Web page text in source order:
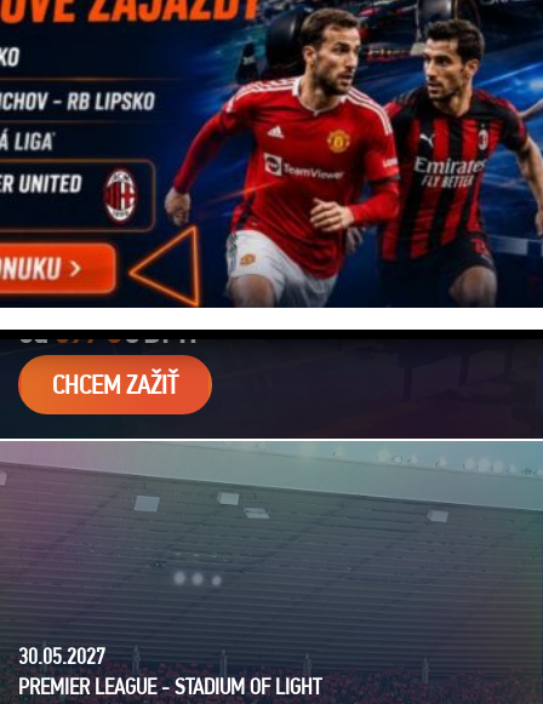
30.05.2027
PREMIER LEAGUE - SELHURST PARK
CRYSTAL PALACE
DOMÁCE ZÁPASY
od399 €sDPH
CHCEM ZAŽIŤ
30.05.2027
PREMIER LEAGUE - STADIUM OF LIGHT